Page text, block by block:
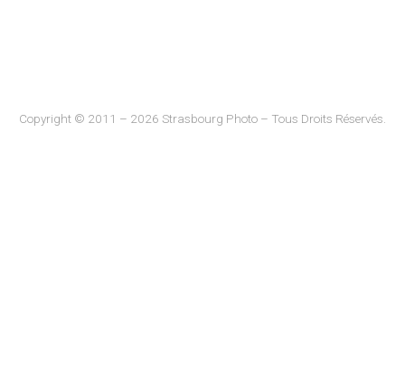
Copyright © 2011 – 2026 Strasbourg Photo – Tous Droits Réservés.